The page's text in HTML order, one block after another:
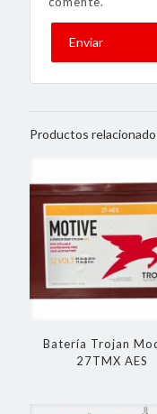
Productos
Batería Trojan
27TMX AES